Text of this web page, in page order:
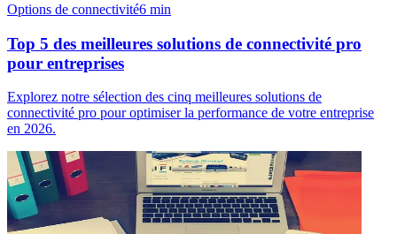
Options de connectivité6 min
Top 5 des meilleures solutions de connectivité pro
pour entreprises
Explorez notre sélection des cinq meilleures solutions de
connectivité pro pour optimiser la performance de votre entreprise
en 2026.